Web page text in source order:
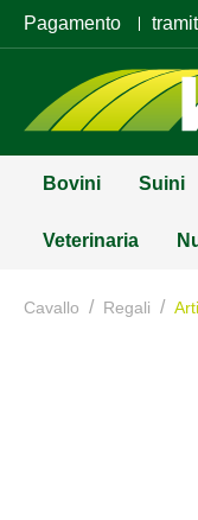
Pagamento
Bovini Suini
Veterinaria
Cavallo / Regali /